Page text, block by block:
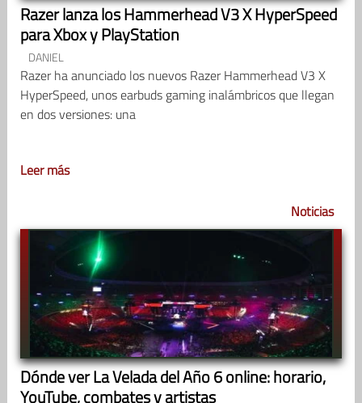
Razer lanza los Hammerhead V3 X HyperSpeed
para Xbox y PlayStation
DANIEL
Razer ha anunciado los nuevos Razer Hammerhead V3 X
HyperSpeed, unos earbuds gaming inalámbricos que llegan
en dos versiones: una
Leer más
Noticias
Dónde ver La Velada del Año 6 online: horario,
YouTube, combates y artistas